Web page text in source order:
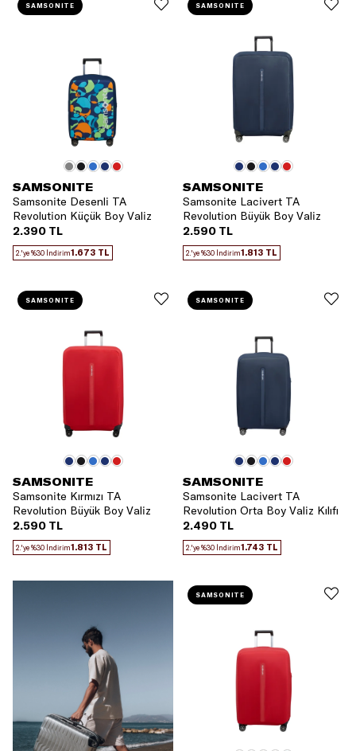
SAMSONITE
Samsonite Desenli TA
Revolution Küçük Boy Valiz
Kılıfı
2.390 TL
2.'ye %30 İndirim1.673 TL
SAMSONITE
SAMSONITE
Samsonite Lacivert TA
Revolution Büyük Boy Valiz
Kılıfı
2.590 TL
2.'ye %30 İndirim1.813 TL
SAMSONITE
SAMSONITE
Samsonite Kırmızı TA
Revolution Büyük Boy Valiz
Kılıfı
2.590 TL
2.'ye %30 İndirim1.813 TL
SAMSONITE
SAMSONITE
Samsonite Lacivert TA
Revolution Orta Boy Valiz Kılıfı
2.490 TL
2.'ye %30 İndirim1.743 TL
SAMSONITE
SAMSONITE